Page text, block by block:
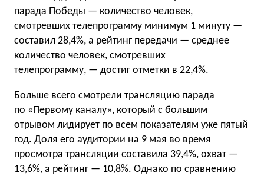
парада Победы — количество человек,
смотревших телепрограмму минимум 1 минуту —
составил 28,4%, а рейтинг передачи — среднее
количество человек, смотревших
телепрограмму, — достиг отметки в 22,4%.
Больше всего смотрели трансляцию парада
по «Первому каналу», который с большим
отрывом лидирует по всем показателям уже пятый
год. Доля его аудитории на 9 мая во время
просмотра трансляции составила 39,4%, охват —
13,6%, а рейтинг — 10,8%. Однако по сравнению